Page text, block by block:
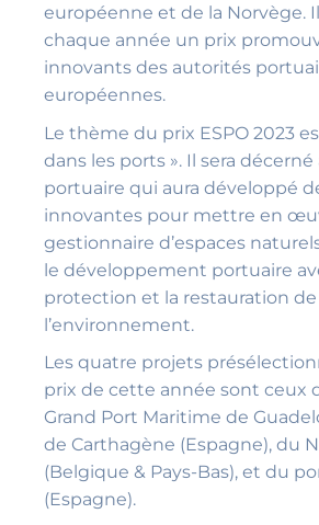
européenne et de la Norvège.
chaque année un prix
innovants des autorités
européennes.
Le thème du prix ESPO 2023
dans les ports ». Il sera décerné
portuaire qui aura développé
innovantes pour mettre en
gestionnaire d’espaces
le développement portuaire
protection et la restauration de
l’environnement.
Les quatre projets
prix de cette année sont ceux
Grand Port Maritime de
de Carthagène (Espagne), du
(Belgique & Pays-Bas), et du
(Espagne).